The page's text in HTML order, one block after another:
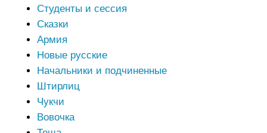
Студенты и сессия
Сказки
Армия
Новые русские
Начальники и подчиненные
Штирлиц
Чукчи
Вовочка